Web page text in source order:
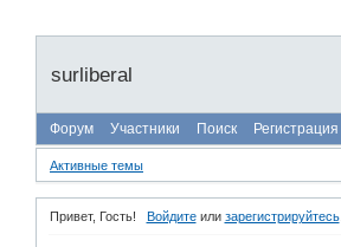
surliberal
Форум Участники Поиск Регистрация
Активные темы
Привет, Гость! Войдитеили зарегистрируйтесь.